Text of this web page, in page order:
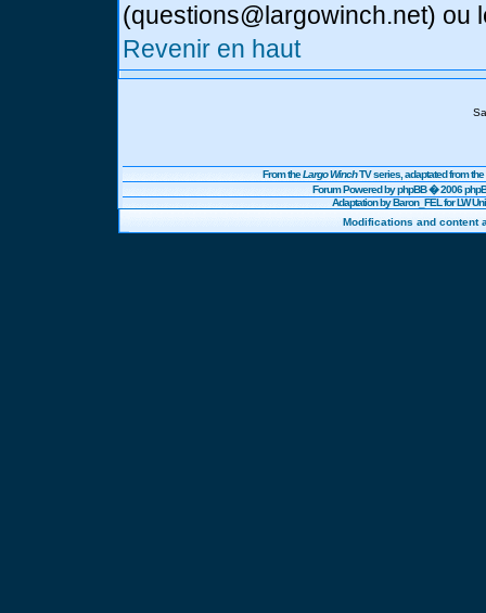
(questions@largowinch.net) ou
Revenir en haut
From theLargo WinchTV series, adaptated from
Forum Powered byphpBB� 2006
Adaptation by Baron_FEL for LW
Modifications and content